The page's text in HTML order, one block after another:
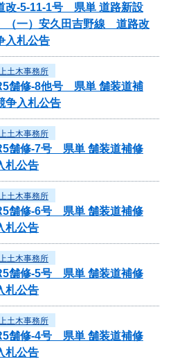
改-5-11-1号 県単 道路新設
（一）安久田吉野線 道路改
入札公告
土木事務所
舗修-8他号 県単 舗装道補
争入札公告
土木事務所
舗修-7号 県単 舗装道補修
札公告
土木事務所
舗修-6号 県単 舗装道補修
札公告
土木事務所
舗修-5号 県単 舗装道補修
札公告
土木事務所
舗修-4号 県単 舗装道補修
札公告